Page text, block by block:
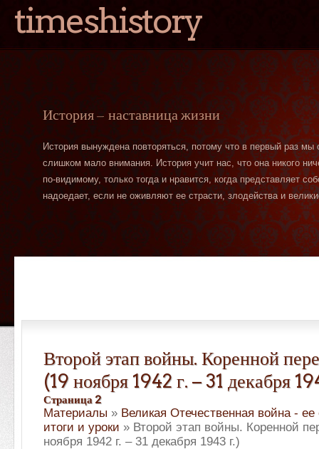
timeshistory
История — наставница жизни
История вынуждена повторяться, потому что в первый раз
слишком мало внимания. История учит нас, что она никого
по-видимому, только тогда и нравится, когда представляет
надоедает, если не оживляют ее страсти, злодейства и
Второй этап войны. Коренной
(19 ноября 1942 г. – 31 декабря
Страница 2
Материалы » Великая Отечественная война -
итоги и уроки » Второй этап войны. Коренной
ноября 1942 г. – 31 декабря 1943 г.)